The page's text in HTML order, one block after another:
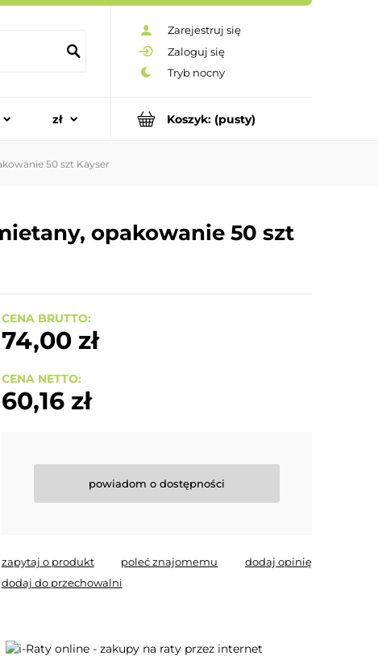
Zarejestruj się
Zaloguj się
Koszyk: (pusty)
50 szt Kayser
opakowanie 50 szt
CENA BRUTTO:
74,00 zł
CENA NETTO:
60,16 zł
powiadom o dostępności
zapytaj o produkt poleć znajomemu
dodaj opinię
dodaj do przechowalni